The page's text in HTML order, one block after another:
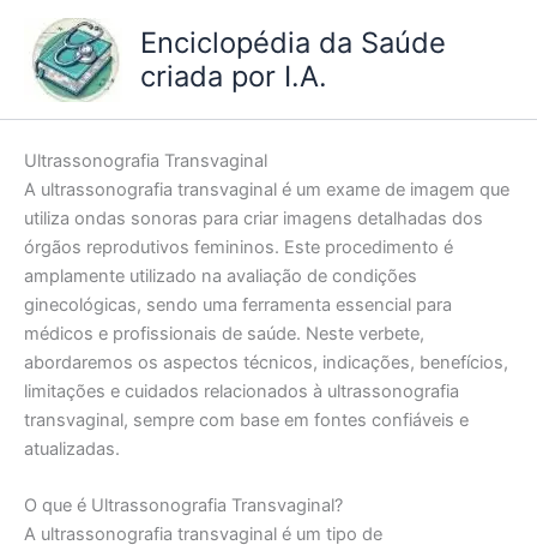
conteúdo
Enciclopédia da Saúde
criada por I.A.
Ultrassonografia Transvaginal
A ultrassonografia transvaginal é um exame de imagem que
utiliza ondas sonoras para criar imagens detalhadas dos
órgãos reprodutivos femininos. Este procedimento é
amplamente utilizado na avaliação de condições
ginecológicas, sendo uma ferramenta essencial para
médicos e profissionais de saúde. Neste verbete,
abordaremos os aspectos técnicos, indicações, benefícios,
limitações e cuidados relacionados à ultrassonografia
transvaginal, sempre com base em fontes confiáveis e
atualizadas.
O que é Ultrassonografia Transvaginal?
A ultrassonografia transvaginal é um tipo de